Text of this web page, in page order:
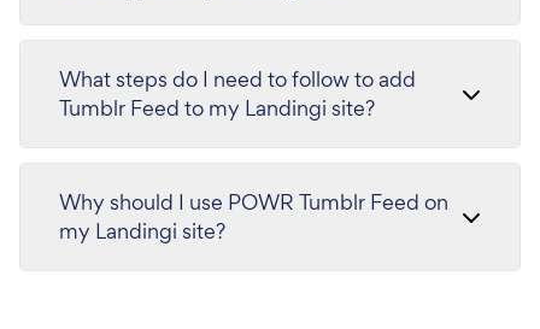
What steps do I need to follow to add
Tumblr Feed to my Landingi site?
Why should I use POWR Tumblr Feed on
my Landingi site?